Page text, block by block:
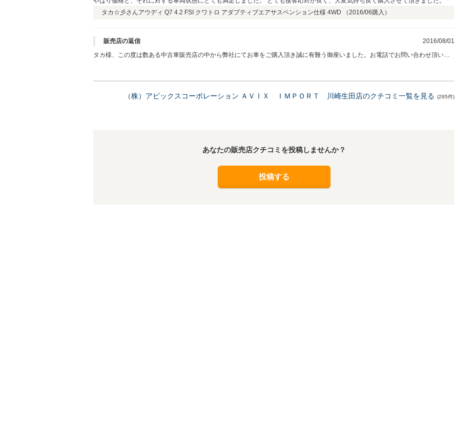
タカ☆彡さんアウディ Q7 4.2 FSI クワトロ アダプティブエアサスペンション仕様 4WD （2016/06購入）
販売店の返信
2016/08/01
タカ様、この度は数ある中古車販売店の中から弊社にてお車をご購入頂き誠に有難う御座いました。お電話でお問い合わせ頂いて
（株）アビックスコーポレーション ＡＶＩＸ ＩＭＰＯＲＴ 川崎生田店のクチコミ一覧を見る (295件)
あなたの販売店クチコミを投稿しませんか？
投稿する